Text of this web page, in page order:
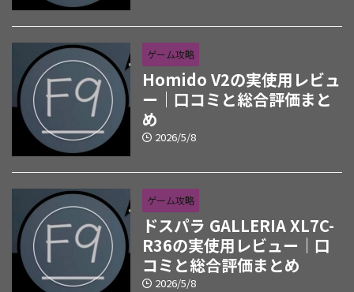
ゲーム攻略
Homido V2の実使用レビュ
ー｜口コミと総合評価まと
め
2026/5/8
ゲーム攻略
ドスパラ GALLERIA XL7C-
R36の実使用レビュー｜口
コミと総合評価まとめ
2026/5/8